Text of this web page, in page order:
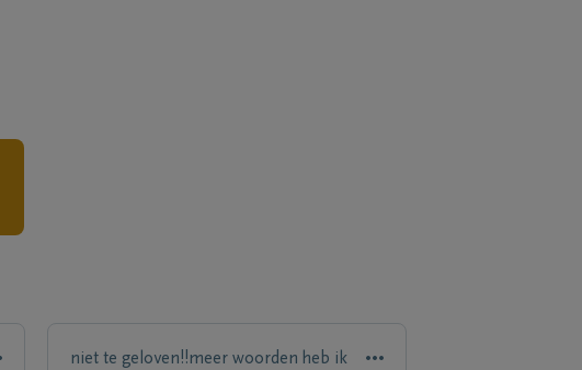
niet te geloven!!meer woorden heb ik